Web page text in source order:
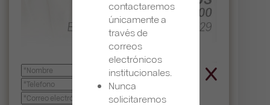
contactaremos
únicamente a
través de
correos
electrónicos
institucionales.
Nunca
solicitaremos